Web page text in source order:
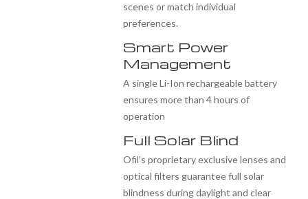
scenes or match individual
preferences.
Smart Power
Management
A single Li-Ion rechargeable battery
ensures more than 4 hours of
operation
Full Solar Blind
Ofil’s proprietary exclusive lenses and
optical filters guarantee full solar
blindness during daylight and clear